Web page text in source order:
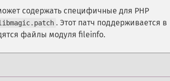
содержать специфичные для PHP
. Этот патч поддерживается в
файлы модуля fileinfo.